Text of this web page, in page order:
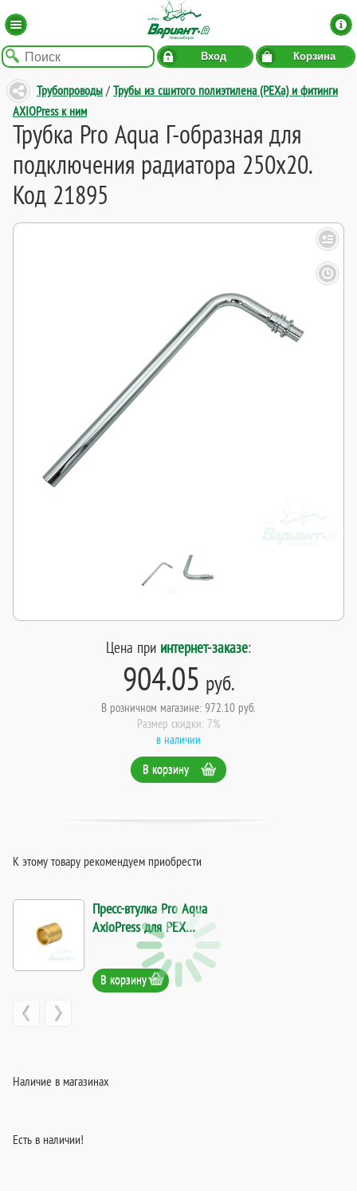
Вход Корзина
Трубопроводы / Трубы из сшитого полиэтилена (PEXa) и фитинги
AXIOPress к ним
Трубка Pro Aqua Г-образная для
подключения радиатора 250x20.
Код 21895
Цена при интернет-заказе:
904.05 руб.
В розничном магазине: 972.10 руб.
Размер скидки: 7%
в наличии
В корзину
К этому товару рекомендуем приобрести
Пресс-втулка Pro Aqua
AxioPress для PEX
трубы (20*2,8). Код
В корзину
Наличие в магазинах
Есть в наличии!